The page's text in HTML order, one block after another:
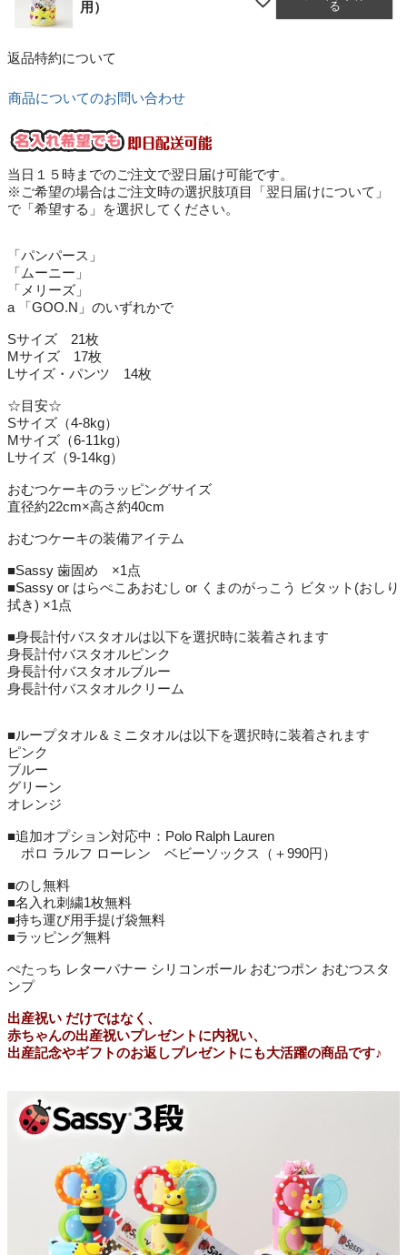
用）
る
返品特約について
商品についてのお問い合わせ
当日１５時までのご注文で翌日届け可能です。
※ご希望の場合はご注文時の選択肢項目「翌日届けについて」
で「希望する」を選択してください。
「パンパース」
「ムーニー」
「メリーズ」
a 「GOO.N」のいずれかで
Sサイズ 21枚
Mサイズ 17枚
Lサイズ・パンツ 14枚
☆目安☆
Sサイズ（4-8kg）
Mサイズ（6-11kg）
Lサイズ（9-14kg）
おむつケーキのラッピングサイズ
直径約22cm×高さ約40cm
おむつケーキの装備アイテム
■Sassy 歯固め ×1点
■Sassy or はらぺこあおむし or くまのがっこう ビタット(おしり
拭き) ×1点
■身長計付バスタオルは以下を選択時に装着されます
身長計付バスタオルピンク
身長計付バスタオルブルー
身長計付バスタオルクリーム
■ループタオル＆ミニタオルは以下を選択時に装着されます
ピンク
ブルー
グリーン
オレンジ
■追加オプション対応中：Polo Ralph Lauren
ポロ ラルフ ローレン ベビーソックス（＋990円）
■のし無料
■名入れ刺繍1枚無料
■持ち運び用手提げ袋無料
■ラッピング無料
ぺたっち レターバナー シリコンボール おむつポン おむつスタ
ンプ
出産祝い だけではなく、
赤ちゃんの出産祝いプレゼントに内祝い、
出産記念やギフトのお返しプレゼントにも大活躍の商品です♪